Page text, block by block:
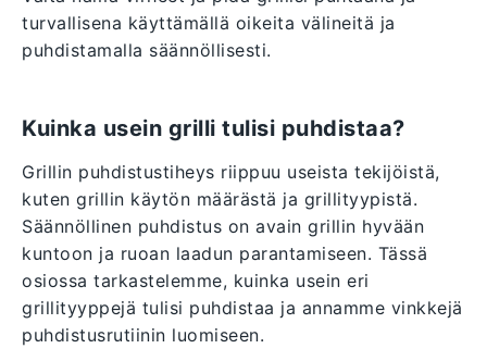
turvallisena käyttämällä oikeita välineitä ja
puhdistamalla säännöllisesti.
Kuinka usein grilli tulisi puhdistaa?
Grillin puhdistustiheys riippuu useista tekijöistä,
kuten grillin käytön määrästä ja grillityypistä.
Säännöllinen puhdistus on avain grillin hyvään
kuntoon ja ruoan laadun parantamiseen. Tässä
osiossa tarkastelemme, kuinka usein eri
grillityyppejä tulisi puhdistaa ja annamme vinkkejä
puhdistusrutiinin luomiseen.